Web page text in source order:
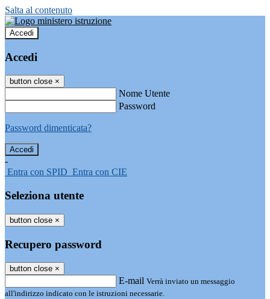
Salta al contenuto
Accedi
Accedi
button close ×
Nome Utente
Password
Password dimenticata?
-
Entra con SPID Entra con CIE
Seleziona utente
button close ×
Recupero password
button close ×
E-mail Verrà inviato un messaggio
all'indirizzo indicato con le istruzioni necessarie.